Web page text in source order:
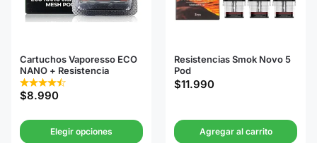
Cartuchos Vaporesso ECO
NANO + Resistencia
$8.990
Elegir opciones
Resistencias Smok Novo 5
Pod
$11.990
Agregar al carrito